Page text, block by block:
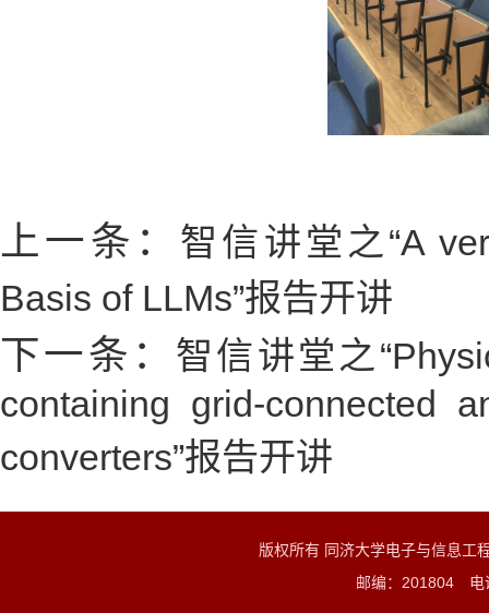
上一条： 智信讲堂之“A
Basis of LLMs”报告开讲
下一条： 智信讲堂之
containing grid-connected
converters”报告开讲
版权所有 同济大学电子与信息
邮编：201804